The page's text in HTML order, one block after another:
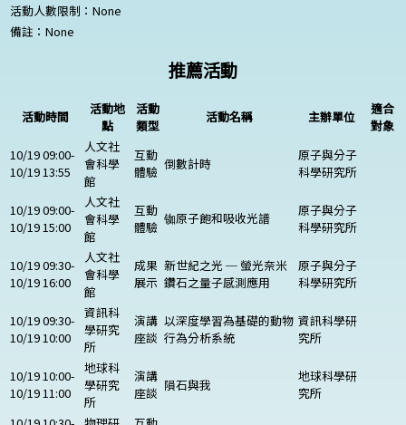
活動人數限制： None
備註： None
推薦活動
活動時間
活動地
點
活動
類型
活動名稱 主辦單位
適合
對象
10/19 09:00-
10/19 13:55
人文社
會科學
館
互動
體驗 倒數計時
原子與分子
科學研究所
10/19 09:00-
10/19 15:00
人文社
會科學
館
互動
體驗
铷原子飽和吸收光譜
原子與分子
科學研究所
10/19 09:30-
10/19 16:00
人文社
會科學
館
成果
展示
新世紀之光 ─ 螢光奈米
鑽石之量子感測應用
原子與分子
科學研究所
10/19 09:30-
10/19 10:00
資訊科
學研究
所
演講
座談
以深度學習為基礎的動物
行為分析系統
資訊科學研
究所
10/19 10:00-
10/19 11:00
地球科
學研究
所
演講
座談 隕石與我
地球科學研
究所